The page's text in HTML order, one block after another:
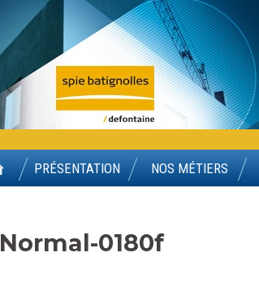
PRÉSENTATION NOS MÉTIERS
Normal-0180f